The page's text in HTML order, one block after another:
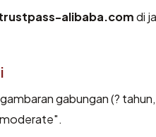
alibaba.comdi
gabungan (?